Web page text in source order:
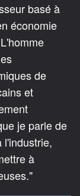
basé à
économie
de
et
je parle de
l'industrie,
à